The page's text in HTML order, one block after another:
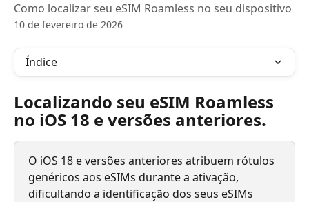
Como localizar seu eSIM Roamless no seu dispositivo
10 de fevereiro de 2026
Índice
Localizando seu eSIM Roamless
no iOS 18 e versões anteriores.
O iOS 18 e versões anteriores atribuem rótulos
genéricos aos eSIMs durante a ativação,
dificultando a identificação dos seus eSIMs